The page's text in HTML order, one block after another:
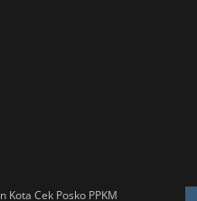
Kota Cek Posko PPKM